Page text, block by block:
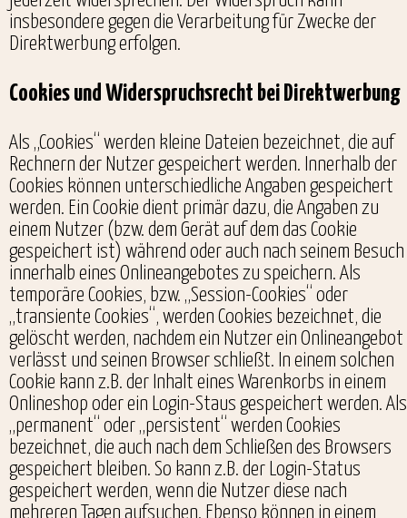
insbesondere gegen die Verarbeitung für Zwecke der
Direktwerbung erfolgen.
Cookies und Widerspruchsrecht bei Direktwerbung
Als „Cookies“ werden kleine Dateien bezeichnet, die auf
Rechnern der Nutzer gespeichert werden. Innerhalb der
Cookies können unterschiedliche Angaben gespeichert
werden. Ein Cookie dient primär dazu, die Angaben zu
einem Nutzer (bzw. dem Gerät auf dem das Cookie
gespeichert ist) während oder auch nach seinem Besuch
innerhalb eines Onlineangebotes zu speichern. Als
temporäre Cookies, bzw. „Session-Cookies“ oder
„transiente Cookies“, werden Cookies bezeichnet, die
gelöscht werden, nachdem ein Nutzer ein Onlineangebot
verlässt und seinen Browser schließt. In einem solchen
Cookie kann z.B. der Inhalt eines Warenkorbs in einem
Onlineshop oder ein Login-Staus gespeichert werden. Als
„permanent“ oder „persistent“ werden Cookies
bezeichnet, die auch nach dem Schließen des Browsers
gespeichert bleiben. So kann z.B. der Login-Status
gespeichert werden, wenn die Nutzer diese nach
mehreren Tagen aufsuchen. Ebenso können in einem